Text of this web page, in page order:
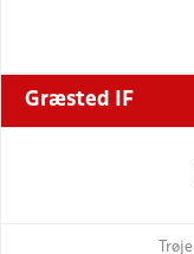
Græsted IF
Trøje